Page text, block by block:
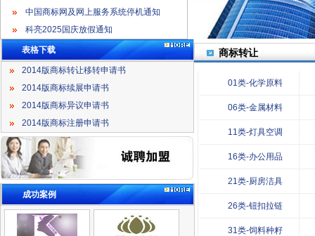
中国商标网及网上服务系统停机通知
科亮2025国庆放假通知
表格下载
2014版商标转让移转申请书
2014版商标续展申请书
2014版商标异议申请书
2014版商标注册申请书
成功案例
商标转让
01类-化学原料
06类-金属材料
11类-灯具空调
16类-办公用品
21类-厨房洁具
26类-钮扣拉链
31类-饲料种籽